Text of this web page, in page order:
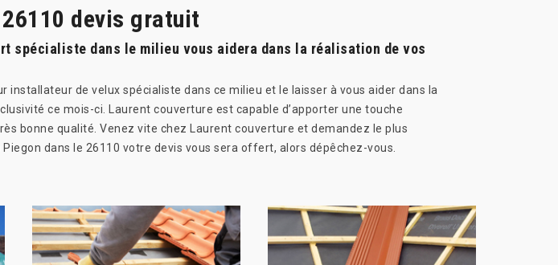
devis gratuit
spécialiste dans le milieu vous aidera dans la réalisation de vos
de velux spécialiste dans ce milieu et le laisser à vous aider dans la
ce mois-ci. Laurent couverture est capable d’apporter une touche
bonne qualité. Venez vite chez Laurent couverture et demandez le plus
dans le 26110 votre devis vous sera offert, alors dépêchez-vous.